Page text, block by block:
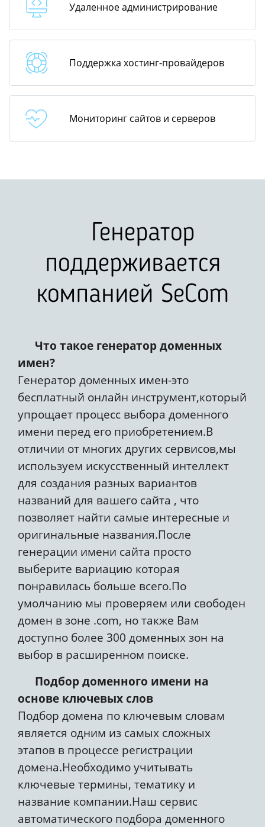
Удаленное администрирование
Поддержка хостинг-провайдеров
Мониторинг сайтов и серверов
Генератор
поддерживается
компанией SeCom
Что такое генератор доменных
имен?
Генератор доменных имен-это
бесплатный онлайн инструмент,который
упрощает процесс выбора доменного
имени перед его приобретением.В
отличии от многих других сервисов,мы
используем искусственный интеллект
для создания разных вариантов
названий для вашего сайта , что
позволяет найти самые интересные и
оригинальные названия.После
генерации имени сайта просто
выберите вариацию которая
понравилась больше всего.По
умолчанию мы проверяем или свободен
домен в зоне .com, но также Вам
доступно более 300 доменных зон на
выбор в расширенном поиске.
Подбор доменного имени на
основе ключевых слов
Подбор домена по ключевым словам
является одним из самых сложных
этапов в процессе регистрации
домена.Необходимо учитывать
ключевые термины, тематику и
название компании.Наш сервис
автоматического подбора доменного